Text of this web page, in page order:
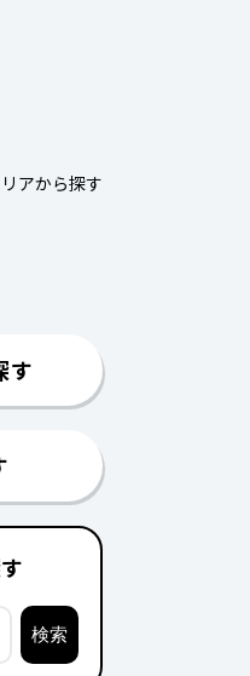
アから探す
す